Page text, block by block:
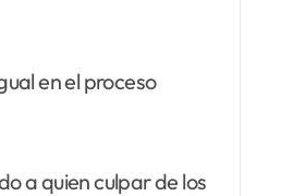
en el proceso
a quien culpar de los